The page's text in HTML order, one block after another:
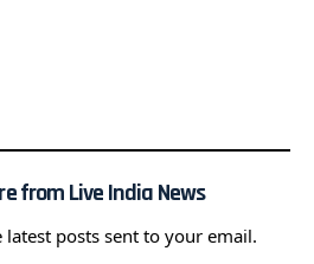
from Live India News
latest posts sent to your email.